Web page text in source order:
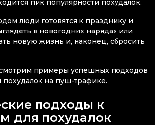
пик популярности похудалок.
люди готовятся к празднику и
в новогодних нарядах или
новую жизнь и, наконец, сбросить
примеры успешных подходов
похудалок на пуш-трафике.
подходы к
для похудалок